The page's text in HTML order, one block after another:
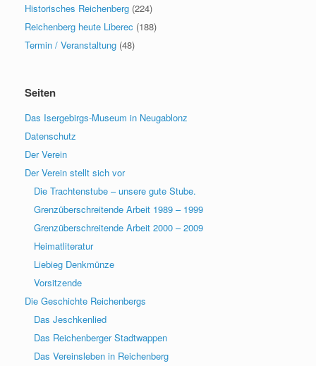
Historisches Reichenberg (224)
Reichenberg heute Liberec (188)
Termin / Veranstaltung (48)
Seiten
Das Isergebirgs-Museum in Neugablonz
Datenschutz
Der Verein
Der Verein stellt sich vor
Die Trachtenstube – unsere gute Stube.
Grenzüberschreitende Arbeit 1989 – 1999
Grenzüberschreitende Arbeit 2000 – 2009
Heimatliteratur
Liebieg Denkmünze
Vorsitzende
Die Geschichte Reichenbergs
Das Jeschkenlied
Das Reichenberger Stadtwappen
Das Vereinsleben in Reichenberg